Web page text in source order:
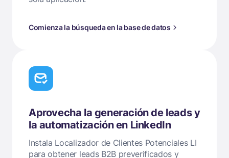
Comienza la búsqueda en la base de datos
Aprovecha la generación de leads y
la automatización en LinkedIn
Instala Localizador de Clientes Potenciales LI
para obtener leads B2B preverificados y